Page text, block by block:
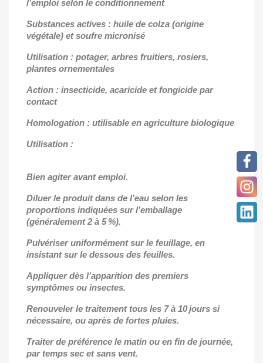
l’emploi selon le conditionnement
Substances actives : huile de colza (origine
végétale) et soufre micronisé
Utilisation : potager, arbres fruitiers, rosiers,
plantes ornementales
Action : insecticide, acaricide et fongicide par
contact
Homologation : utilisable en agriculture biologique
Utilisation :
Bien agiter avant emploi.
Diluer le produit dans de l’eau selon les
proportions indiquées sur l’emballage
(généralement 2 à 5 %).
Pulvériser uniformément sur le feuillage, en
insistant sur le dessous des feuilles.
Appliquer dès l’apparition des premiers
symptômes ou insectes.
Renouveler le traitement tous les 7 à 10 jours si
nécessaire, ou après de fortes pluies.
Traiter de préférence le matin ou en fin de journée,
par temps sec et sans vent.